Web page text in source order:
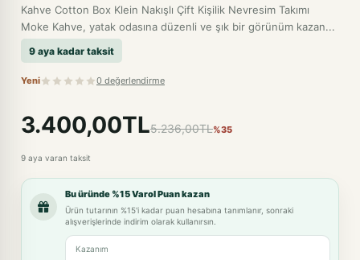
Kahve Cotton Box Klein Nakışlı Çift Kişilik Nevresim Takımı
Moke Kahve, yatak odasına düzenli ve şık bir görünüm kazan...
9 aya kadar taksit
Yeni 0 değerlendirme
3.400,00TL5.236,00TL%35
9 aya varan taksit
Bu üründe %15 Varol Puan kazan
Ürün tutarının %15'i kadar puan hesabına tanımlanır, sonraki
alışverişlerinde indirim olarak kullanırsın.
Kazanım